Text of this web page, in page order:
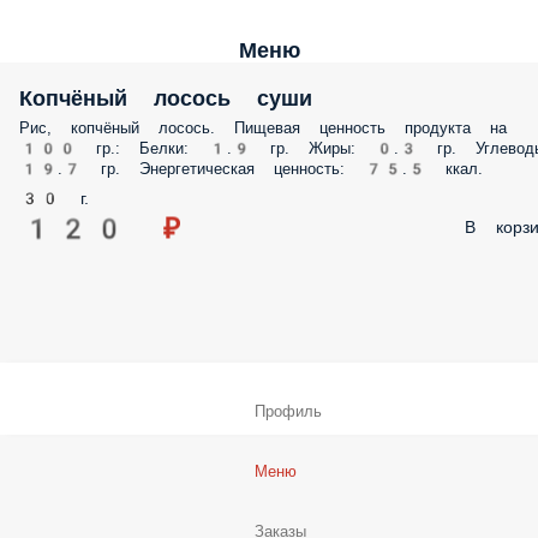
Меню
Копчёный лосось суши
Рис, копчёный лосось. Пищевая ценность продукта на
100 гр.: Белки: 1.9 гр. Жиры: 0.3 гр.
19.7 гр. Энергетическая ценность: 75.5 ккал.
30 г.
120 ₽ В
Профиль
Меню
Заказы